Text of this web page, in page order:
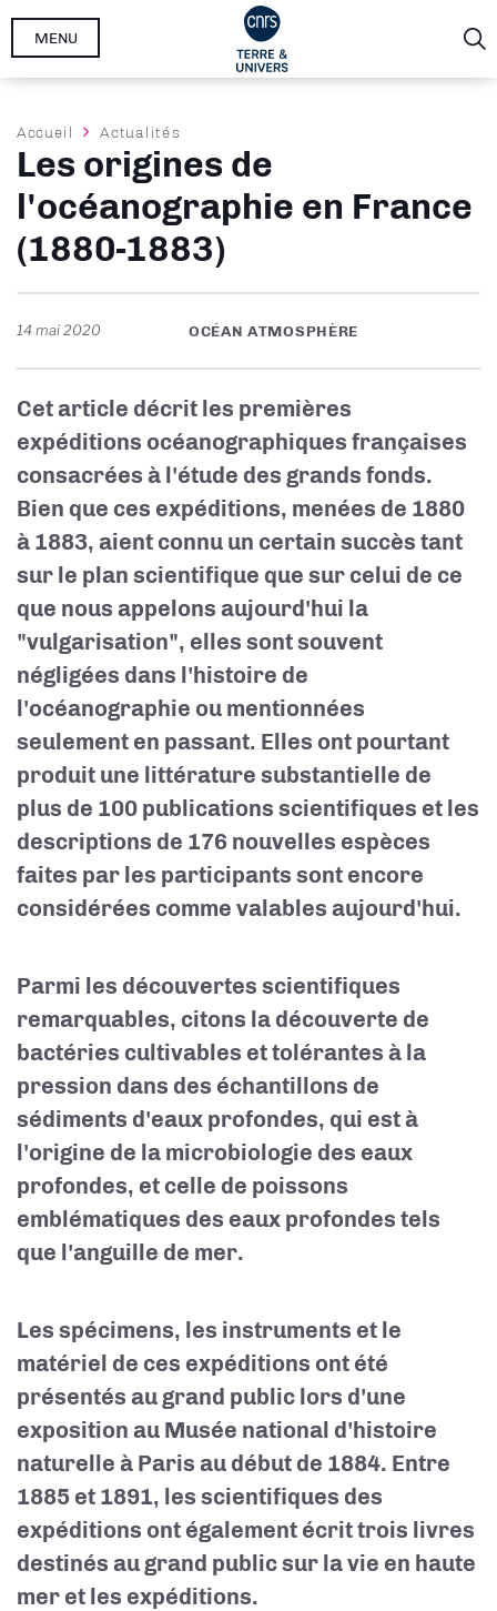
Aller
MENU
Fil
d'Ariane
Accueil Actualités
Les origines de
l'océanographie en France
(1880-1883)
14 mai 2020 OCÉAN ATMOSPHÈRE
Cet article décrit les premières
expéditions océanographiques françaises
consacrées à l'étude des grands fonds.
Bien que ces expéditions, menées de 1880
à 1883, aient connu un certain succès tant
sur le plan scientifique que sur celui de ce
que nous appelons aujourd'hui la
"vulgarisation", elles sont souvent
négligées dans l'histoire de
l'océanographie ou mentionnées
seulement en passant. Elles ont pourtant
produit une littérature substantielle de
plus de 100 publications scientifiques et les
descriptions de 176 nouvelles espèces
faites par les participants sont encore
considérées comme valables aujourd'hui.
Parmi les découvertes scientifiques
remarquables, citons la découverte de
bactéries cultivables et tolérantes à la
pression dans des échantillons de
sédiments d'eaux profondes, qui est à
l'origine de la microbiologie des eaux
profondes, et celle de poissons
emblématiques des eaux profondes tels
que l'anguille de mer.
Les spécimens, les instruments et le
matériel de ces expéditions ont été
présentés au grand public lors d'une
exposition au Musée national d'histoire
naturelle à Paris au début de 1884. Entre
1885 et 1891, les scientifiques des
expéditions ont également écrit trois livres
destinés au grand public sur la vie en haute
mer et les expéditions.